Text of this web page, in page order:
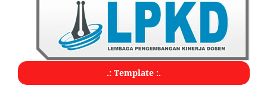
.: Template :.